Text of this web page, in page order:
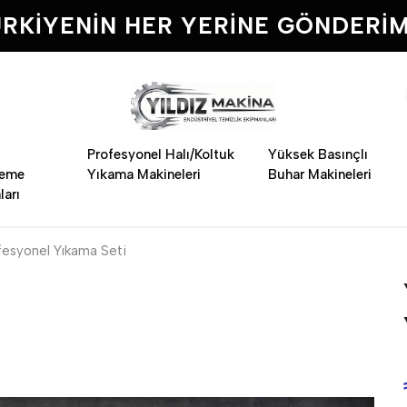
HER YERINE
Profesyonel Halı/Koltuk
Yıkama Makineleri
Yüksek Basınçlı
Buhar Makineleri
Yıkama Seti